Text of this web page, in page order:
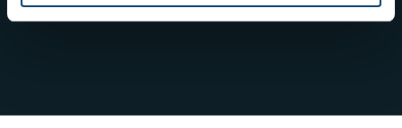
hiihtojen avauskilpailujen voittajiksi